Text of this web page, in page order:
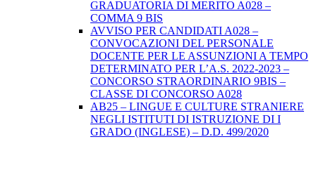
GRADUATORIA DI MERITO A028 –
COMMA 9 BIS
AVVISO PER CANDIDATI A028 –
CONVOCAZIONI DEL PERSONALE
DOCENTE PER LE ASSUNZIONI A TEMPO
DETERMINATO PER L’A.S. 2022-2023 –
CONCORSO STRAORDINARIO 9BIS –
CLASSE DI CONCORSO A028
AB25 – LINGUE E CULTURE STRANIERE
NEGLI ISTITUTI DI ISTRUZIONE DI I
GRADO (INGLESE) – D.D. 499/2020